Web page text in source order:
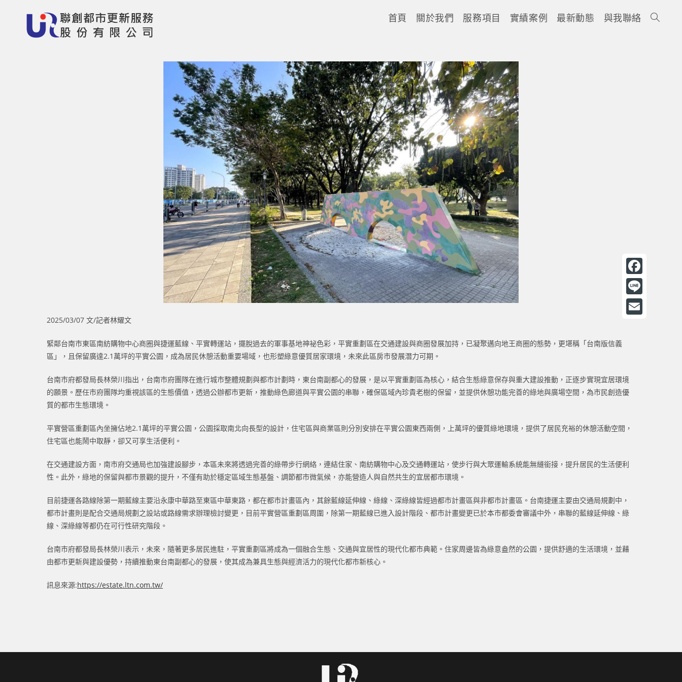
首頁 關於我們 服務項目 實績案例 最新動態 與我聯絡
2025/03/07 文/記者林耀文
緊鄰台南市東區南紡購物中心商圈與捷運藍線、平實轉運站，擺脫過去的軍事基地神祕色彩，平實重劃區在交通建設與商圈發展加持，已凝聚邁向地王商圈的態勢，更堪稱「台南版信義
區」，且保留廣達2.1萬坪的平實公園，成為居民休憩活動重要場域，也形塑綠意優質居家環境，未來此區房市發展潛力可期。
台南市府都發局長林榮川指出，台南市府團隊在進行城市整體規劃與都市計劃時，東台南副都心的發展，是以平實重劃區為核心，結合生態綠意保存與重大建設推動，正逐步實現宜居環境
的願景。歷任市府團隊均重視該區的生態價值，透過公辦都市更新，推動綠色廊道與平實公園的串聯，確保區域內珍貴老樹的保留，並提供休憩功能完善的綠地與廣場空間，為市民創造優
質的都市生態環境。
平實營區重劃區內坐擁佔地2.1萬坪的平實公園，公園採取南北向長型的設計，住宅區與商業區則分別安排在平實公園東西兩側，上萬坪的優質綠地環境，提供了居民充裕的休憩活動空間，
住宅區也能鬧中取靜，卻又可享生活便利。
在交通建設方面，南市府交通局也加強建設腳步，本區未來將透過完善的綠帶步行網絡，連結住家、南紡購物中心及交通轉運站，使步行與大眾運輸系統能無縫銜接，提升居民的生活便利
性。此外，綠地的保留與都市景觀的提升，不僅有助於穩定區域生態基盤、調節都市微氣候，亦能營造人與自然共生的宜居都市環境。
目前捷運各路線除第一期藍線主要沿永康中華路至東區中華東路，都在都市計畫區內，其餘藍線延伸線、綠線、深綠線皆經過都市計畫區與非都市計畫區。台南捷運主要由交通局規劃中，
都市計畫則是配合交通局規劃之設站或路線需求辦理檢討變更，目前平實營區重劃區周圍，除第一期藍線已進入設計階段、都市計畫變更已於本市都委會審議中外，串聯的藍線延伸線、綠
線、深綠線等都仍在可行性研究階段。
台南市府都發局長林榮川表示，未來，隨著更多居民進駐，平實重劃區將成為一個融合生態、交通與宜居性的現代化都市典範。住家周邊皆為綠意盎然的公園，提供舒適的生活環境，並藉
由都市更新與建設優勢，持續推動東台南副都心的發展，使其成為兼具生態與經濟活力的現代化都市新核心。
訊息來源:https://estate.ltn.com.tw/
F
a
c
o
k
L
l